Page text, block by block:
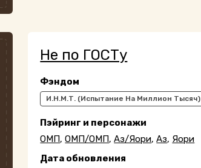
Не по ГОСТу
Фэндом
И.Н.М.Т. (Испытание На Миллион Тысяч)
Пэйринг и персонажи
ОМП,ОМП/ОМП,Аз/Яори,Аз, Яори
Дата обновления